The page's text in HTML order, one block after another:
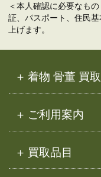
＜本人確認に必要なも
証、パスポート、住民
上げます。
着物 骨董 買
ご利用案内
買取品目